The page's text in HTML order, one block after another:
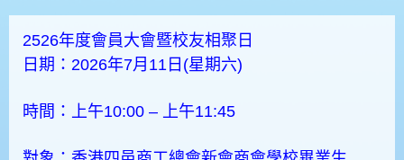
2526年度會員大會暨校友相聚日
日期：2026年7月11日(星期六)
時間：上午10:00 – 上午11:45